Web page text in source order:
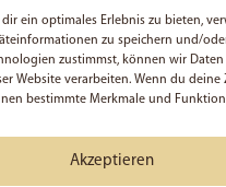
dir ein optimales Erlebnis zu bieten,
zu speichern und/
zustimmst, können wir
Website verarbeiten. Wenn du
bestimmte Merkmale und
Akzeptieren